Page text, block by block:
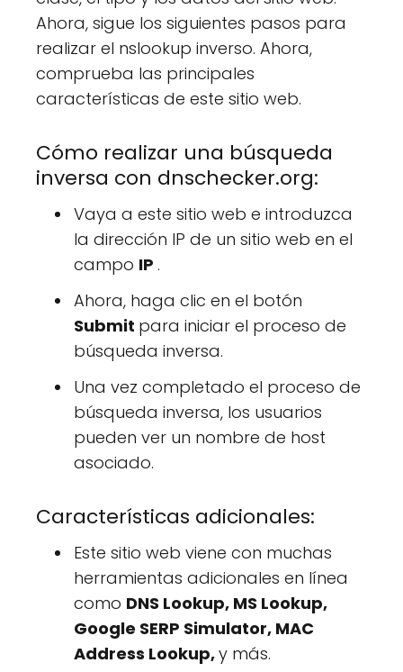
Ahora, sigue los siguientes pasos para
realizar el nslookup inverso. Ahora,
comprueba las principales
características de este sitio web.
Cómo realizar una búsqueda
inversa con dnschecker.org:
Vaya a este sitio web e introduzca
la dirección IP de un sitio web en el
campo IP .
Ahora, haga clic en el botón
Submit para iniciar el proceso de
búsqueda inversa.
Una vez completado el proceso de
búsqueda inversa, los usuarios
pueden ver un nombre de host
asociado.
Características adicionales:
Este sitio web viene con muchas
herramientas adicionales en línea
como DNS Lookup, MS Lookup,
Google SERP Simulator, MAC
Address Lookup,y más.